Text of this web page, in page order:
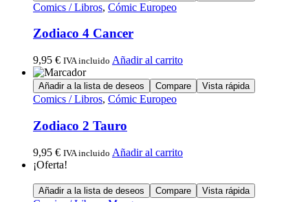
Comics / Libros, Cómic Europeo
Zodiaco 4 Cancer
9,95 € IVA incluido Añadir al carrito
Añadir a la lista de deseos Compare Vista rápida
Comics / Libros, Cómic Europeo
Zodiaco 2 Tauro
9,95 € IVA incluido Añadir al carrito
¡Oferta!
Añadir a la lista de deseos Compare Vista rápida